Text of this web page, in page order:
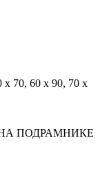
х 70, 60 х 90, 70 х
ПОДРАМНИКЕ